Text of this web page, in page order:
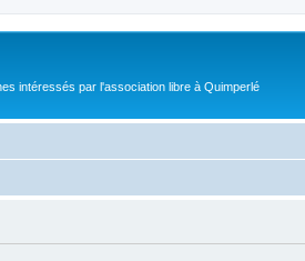
intéressés par l'association libre à Quimperlé